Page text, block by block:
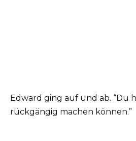
Edward ging auf und ab. “Du
rückgängig machen können.”